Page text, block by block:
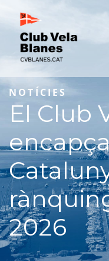
NOTÍCIES
El Club
2026